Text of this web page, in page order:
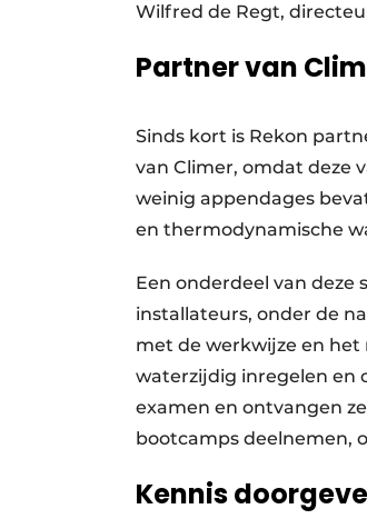
Wilfred de Regt,
Partner van
Sinds kort is Rekon
van Climer, omdat deze
weinig appendages
en thermodynamische
Een onderdeel van
installateurs, onder de
met de werkwijze en
waterzijdig inregelen en
examen en ontvangen
bootcamps deelnemen,
Kennis